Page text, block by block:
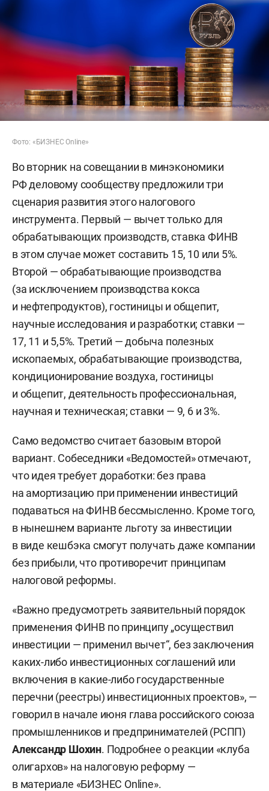
Фото: «БИЗНЕС Online»
Во вторник на совещании в минэкономики
РФ деловому сообществу предложили три
сценария развития этого налогового
инструмента. Первый — вычет только для
обрабатывающих производств, ставка ФИНВ
в этом случае может составить 15, 10 или 5%.
Второй — обрабатывающие производства
(за исключением производства кокса
и нефтепродуктов), гостиницы и общепит,
научные исследования и разработки; ставки —
17, 11 и 5,5%. Третий — добыча полезных
ископаемых, обрабатывающие производства,
кондиционирование воздуха, гостиницы
и общепит, деятельность профессиональная,
научная и техническая; ставки — 9, 6 и 3%.
Само ведомство считает базовым второй
вариант. Собеседники «Ведомостей» отмечают,
что идея требует доработки: без права
на амортизацию при применении инвестиций
подаваться на ФИНВ бессмысленно. Кроме того,
в нынешнем варианте льготу за инвестиции
в виде кешбэка смогут получать даже компании
без прибыли, что противоречит принципам
налоговой реформы.
«Важно предусмотреть заявительный порядок
применения ФИНВ по принципу „осуществил
инвестиции — применил вычет“, без заключения
каких-либо инвестиционных соглашений или
включения в какие-либо государственные
перечни (реестры) инвестиционных проектов», —
говорил в начале июня глава российского союза
промышленников и предпринимателей (РСПП)
Александр Шохин. Подробнее о реакции «клуба
олигархов» на налоговую реформу —
в материале «БИЗНЕС Online».